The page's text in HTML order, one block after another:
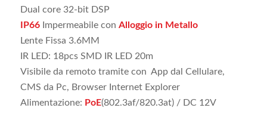
Dual core 32-bit DSP
IP66Impermeabile con Alloggio in Metallo
Lente Fissa 3.6MM
IR LED: 18pcs SMD IR LED 20m
Visibile da remoto tramite con App dal Cellulare,
CMS da Pc, Browser Internet Explorer
Alimentazione: PoE(802.3af/820.3at) / DC 12V